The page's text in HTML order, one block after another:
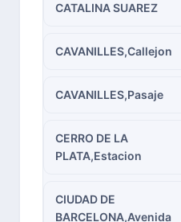
CATALINA SUAREZ
CAVANILLES,Callejon
CAVANILLES,Pasaje
CERRO DE LA
PLATA,Estacion
CIUDAD DE
BARCELONA,Avenida